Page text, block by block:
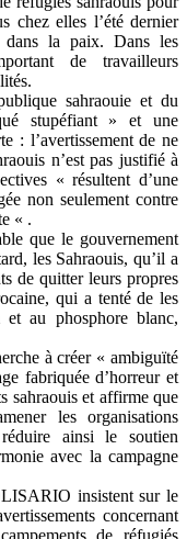
chez elles l’été dernier
dans la paix. Dans les
de travailleurs
sahraouie et du
stupéfiant » et une
: l’avertissement de ne
n’est pas justifié à
« résultent d’une
non seulement contre
« .
que le gouvernement
les Sahraouis, qu’il a
de quitter leurs propres
qui a tenté de les
et au phosphore blanc,
à créer « ambiguïté
fabriquée d’horreur et
sahraouis et affirme que
les organisations
ainsi le soutien
avec la campagne
insistent sur le
concernant